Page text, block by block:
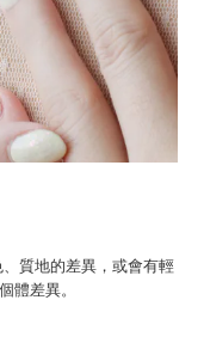
質地的差異，或會有輕
體差異。